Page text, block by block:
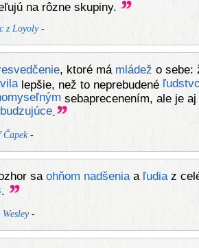
na rôzne skupiny.
z Loyoly-
, ktoré má mládež o sebe:
lepšie, než to neprebudené
sebaprecenením, ale je
.
Čapek-
sa ohňom nadšeniaa ľudiaz
-